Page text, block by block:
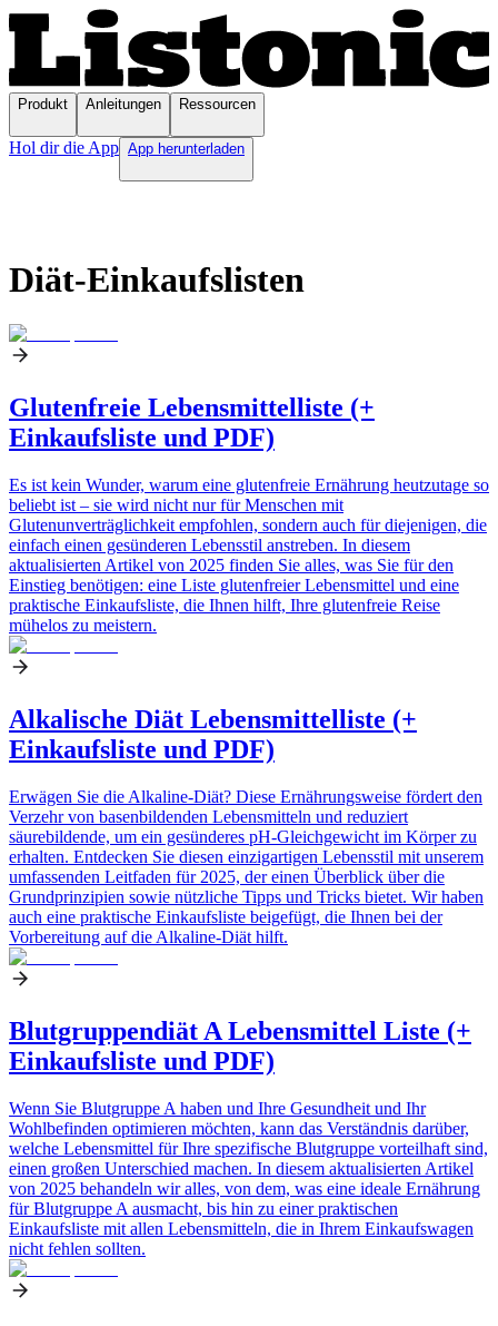
Produkt Anleitungen Ressourcen
Hol dir die App App herunterladen
Diät-Einkaufslisten
Glutenfreie Lebensmittelliste (+
Einkaufsliste und PDF)
Es ist kein Wunder, warum eine glutenfreie Ernährung heutzutage so
beliebt ist – sie wird nicht nur für Menschen mit
Glutenunverträglichkeit empfohlen, sondern auch für diejenigen, die
einfach einen gesünderen Lebensstil anstreben. In diesem
aktualisierten Artikel von 2025 finden Sie alles, was Sie für den
Einstieg benötigen: eine Liste glutenfreier Lebensmittel und eine
praktische Einkaufsliste, die Ihnen hilft, Ihre glutenfreie Reise
mühelos zu meistern.
Alkalische Diät Lebensmittelliste (+
Einkaufsliste und PDF)
Erwägen Sie die Alkaline-Diät? Diese Ernährungsweise fördert den
Verzehr von basenbildenden Lebensmitteln und reduziert
säurebildende, um ein gesünderes pH-Gleichgewicht im Körper zu
erhalten. Entdecken Sie diesen einzigartigen Lebensstil mit unserem
umfassenden Leitfaden für 2025, der einen Überblick über die
Grundprinzipien sowie nützliche Tipps und Tricks bietet. Wir haben
auch eine praktische Einkaufsliste beigefügt, die Ihnen bei der
Vorbereitung auf die Alkaline-Diät hilft.
Blutgruppendiät A Lebensmittel Liste (+
Einkaufsliste und PDF)
Wenn Sie Blutgruppe A haben und Ihre Gesundheit und Ihr
Wohlbefinden optimieren möchten, kann das Verständnis darüber,
welche Lebensmittel für Ihre spezifische Blutgruppe vorteilhaft sind,
einen großen Unterschied machen. In diesem aktualisierten Artikel
von 2025 behandeln wir alles, von dem, was eine ideale Ernährung
für Blutgruppe A ausmacht, bis hin zu einer praktischen
Einkaufsliste mit allen Lebensmitteln, die in Ihrem Einkaufswagen
nicht fehlen sollten.